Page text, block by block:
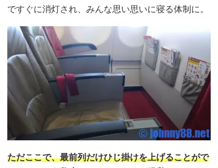
ですぐに消灯され、みんな思い思いに寝る体制に。
ただここで、最前列だけひじ掛けを上げることがで